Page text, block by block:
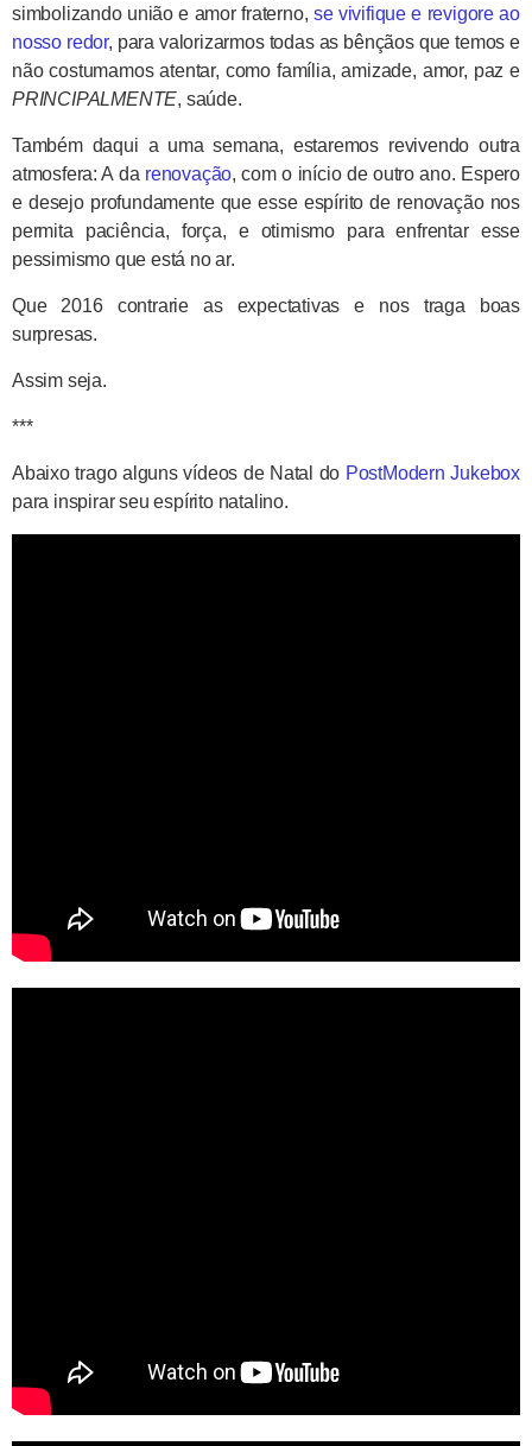
simbolizando união e amor fraterno, se vivifique e revigore ao
nosso redor, para valorizarmos todas as bênçãos que temos e
não costumamos atentar, como família, amizade, amor, paz e
PRINCIPALMENTE, saúde.
Também daqui a uma semana, estaremos revivendo outra
atmosfera: A da renovação, com o início de outro ano. Espero
e desejo profundamente que esse espírito de renovação nos
permita paciência, força, e otimismo para enfrentar esse
pessimismo que está no ar.
Que 2016 contrarie as expectativas e nos traga boas
surpresas.
Assim seja.
***
Abaixo trago alguns vídeos de Natal do PostModern Jukebox
para inspirar seu espírito natalino.